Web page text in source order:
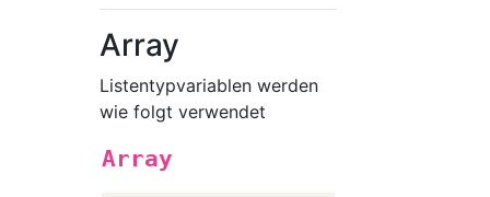
Array
Listentypvariablen werden
wie folgt verwendet
Array